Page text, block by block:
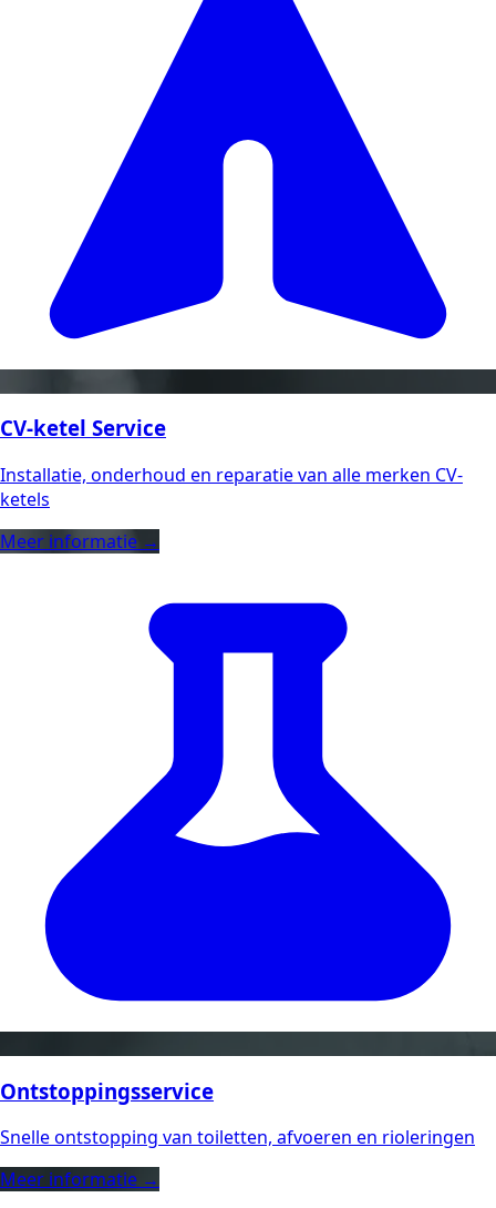
CV-ketel Service
Installatie, onderhoud en reparatie van alle merken CV-
ketels
Meer informatie →
Ontstoppingsservice
Snelle ontstopping van toiletten, afvoeren en rioleringen
Meer informatie →